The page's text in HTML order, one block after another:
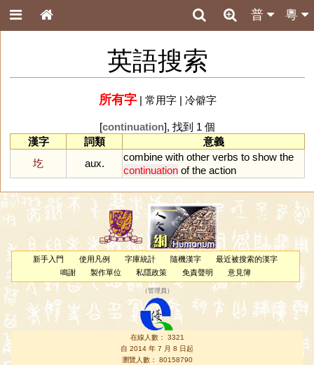
粵
普
英語搜索
所有字| 常用字| 冷僻字
[continuation], 找到 1 個
漢字
詞類
意義
圪
aux.
combine with other verbs to show the
continuation of the action
新手入門 使用凡例 字庫統計 隨機漢字
最近被搜索的漢字
鳴謝
製作單位 私隱政策 免責聲明 意見簿
（管理員 ）
在線人數： 3321
自 2014 年 7 月 8 日起
瀏覽人數： 80158790